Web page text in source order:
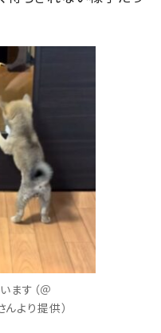
ます（＠
より提供）